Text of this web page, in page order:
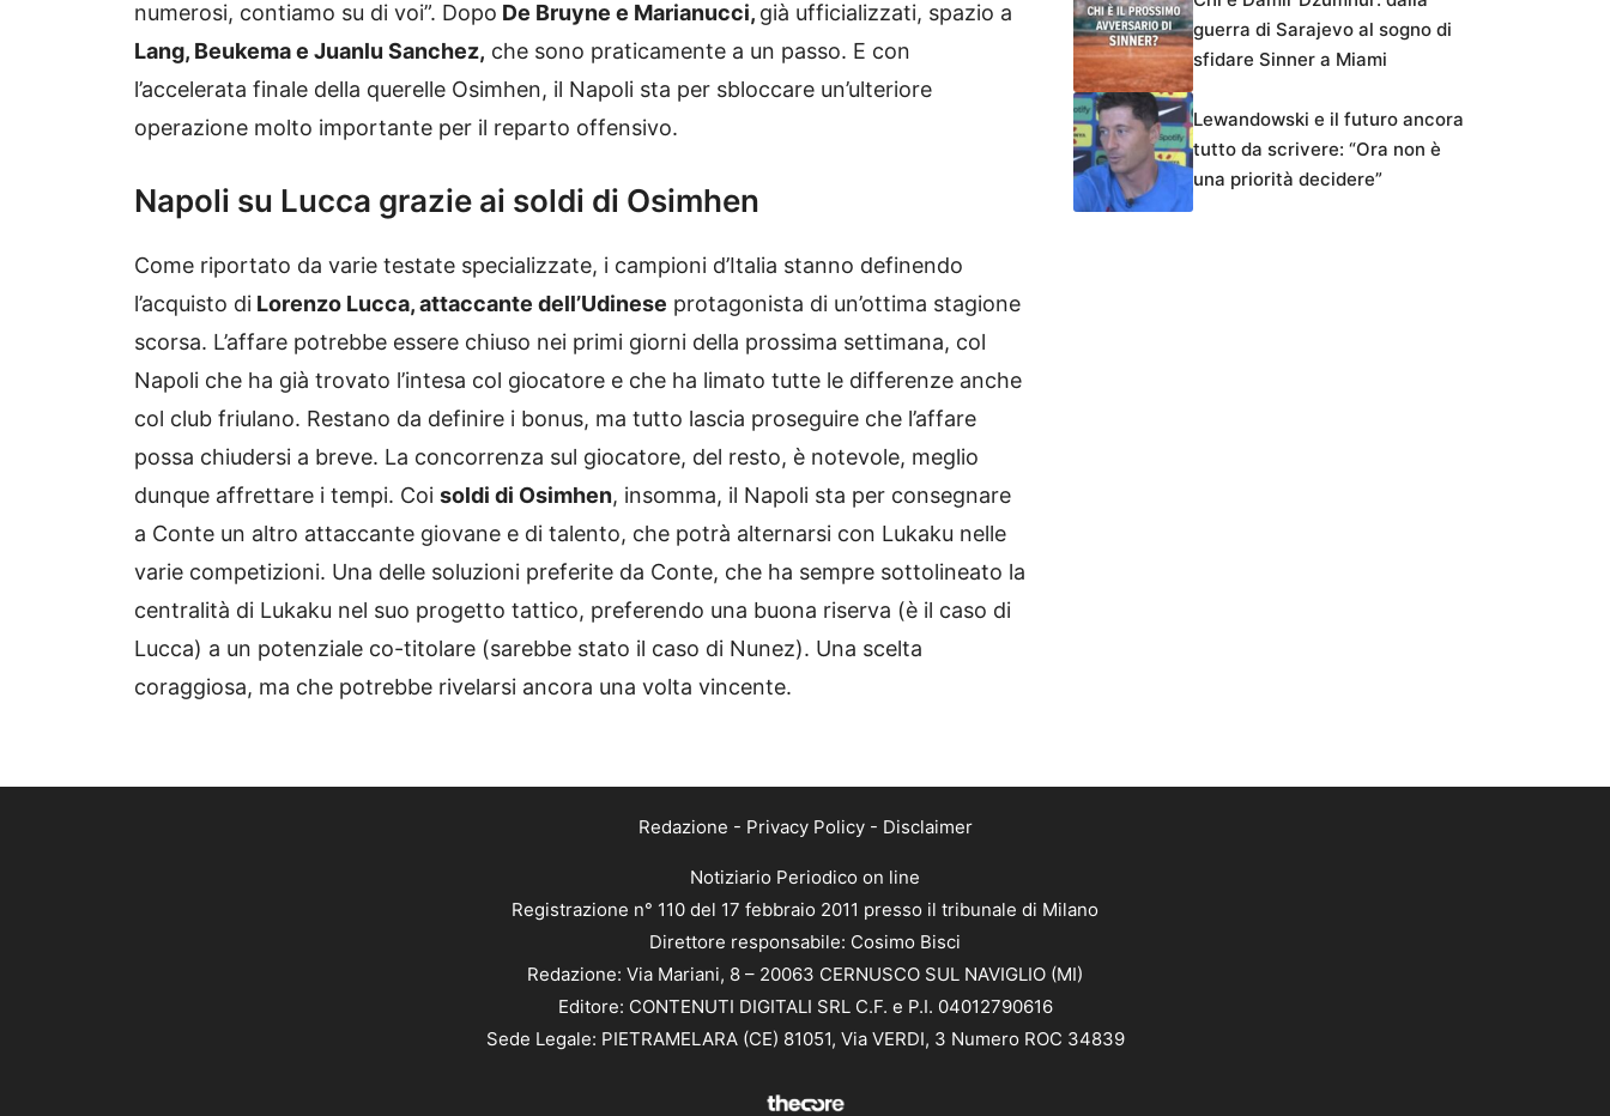
numerosi, contiamo su di voi”. Dopo De Bruyne e Marianucci, già ufficializzati, spazio a
Lang, Beukema e Juanlu Sanchez, che sono praticamente a un passo. E con
l’accelerata finale della querelle Osimhen, il Napoli sta per sbloccare un’ulteriore
operazione molto importante per il reparto offensivo.
Napoli su Lucca grazie ai soldi di Osimhen
Come riportato da varie testate specializzate, i campioni d’Italia stanno definendo
l’acquisto di Lorenzo Lucca, attaccante dell’Udinese protagonista di un’ottima stagione
scorsa. L’affare potrebbe essere chiuso nei primi giorni della prossima settimana, col
Napoli che ha già trovato l’intesa col giocatore e che ha limato tutte le differenze anche
col club friulano. Restano da definire i bonus, ma tutto lascia proseguire che l’affare
possa chiudersi a breve. La concorrenza sul giocatore, del resto, è notevole, meglio
dunque affrettare i tempi. Coi soldi di Osimhen, insomma, il Napoli sta per consegnare
a Conte un altro attaccante giovane e di talento, che potrà alternarsi con Lukaku nelle
varie competizioni. Una delle soluzioni preferite da Conte, che ha sempre sottolineato la
centralità di Lukaku nel suo progetto tattico, preferendo una buona riserva (è il caso di
Lucca) a un potenziale co-titolare (sarebbe stato il caso di Nunez). Una scelta
coraggiosa, ma che potrebbe rivelarsi ancora una volta vincente.
guerra di Sarajevo al sogno di
sfidare Sinner a Miami
Lewandowski e il futuro ancora
tutto da scrivere: “Ora non è
una priorità decidere”
Redazione - Privacy Policy- Disclaimer
Notiziario Periodico on line
Registrazione n° 110 del 17 febbraio 2011 presso il tribunale di Milano
Direttore responsabile: Cosimo Bisci
Redazione: Via Mariani, 8 – 20063 CERNUSCO SUL NAVIGLIO (MI)
Editore: CONTENUTI DIGITALI SRL C.F. e P.I. 04012790616
Sede Legale: PIETRAMELARA (CE) 81051, Via VERDI, 3 Numero ROC 34839